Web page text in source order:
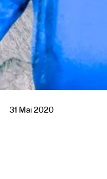
31 Mai 2020